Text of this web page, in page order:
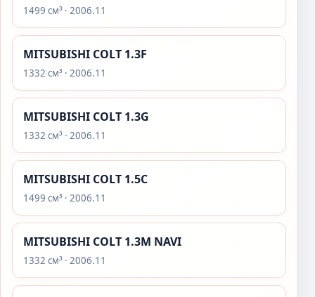
1499 см³ · 2006.11
MITSUBISHI COLT 1.3F
1332 см³ · 2006.11
MITSUBISHI COLT 1.3G
1332 см³ · 2006.11
MITSUBISHI COLT 1.5C
1499 см³ · 2006.11
MITSUBISHI COLT 1.3M NAVI
1332 см³ · 2006.11